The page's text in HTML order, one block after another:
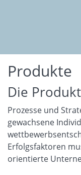
Produkte
Die
Prozesse und
gewachsene
Erfolgsfaktoren
orientierte